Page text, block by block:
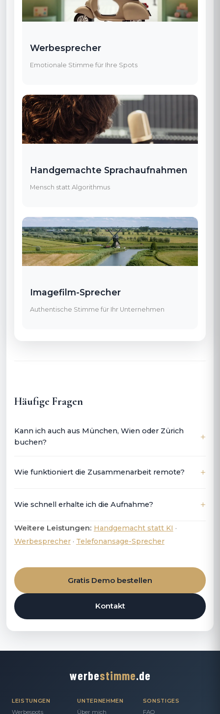
Werbesprecher
Emotionale Stimme für Ihre Spots
Handgemachte Sprachaufnahmen
Mensch statt Algorithmus
Imagefilm-Sprecher
Authentische Stimme für Ihr Unternehmen
Häufige Fragen
Kann ich auch aus München, Wien oder Zürich
buchen?
Wie funktioniert die Zusammenarbeit remote?
Wie schnell erhalte ich die Aufnahme?
Weitere Leistungen: Handgemacht statt KI ·
Werbesprecher· Telefonansage-Sprecher
Gratis Demo bestellen
Kontakt
werbestimme.de
LEISTUNGEN
Werbespots
UNTERNEHMEN
Über mich
SONSTIGES
FAQ